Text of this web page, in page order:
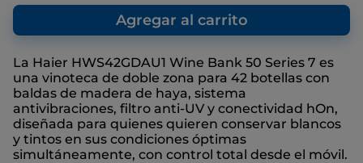
recomendamos, con el fin de ofrecer una
referencia con respecto al precio de venta
Enlace
en
la
página.
Agregar al carrito
La Haier HWS42GDAU1 Wine Bank 50 Series 7 es
una vinoteca de doble zona para 42 botellas con
baldas de madera de haya, sistema
antivibraciones, filtro anti-UV y conectividad hOn,
diseñada para quienes quieren conservar blancos
y tintos en sus condiciones óptimas
simultáneamente, con control total desde el móvil.